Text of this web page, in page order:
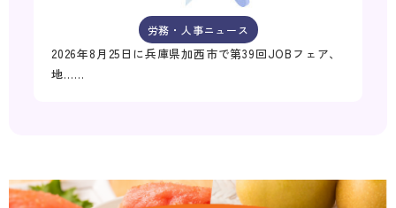
労務・人事ニュース
2026年8月25日に兵庫県加西市で第39回JOBフェア、
地……